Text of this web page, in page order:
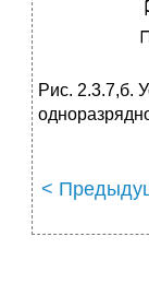
Рис. 2.3.7,б.
<